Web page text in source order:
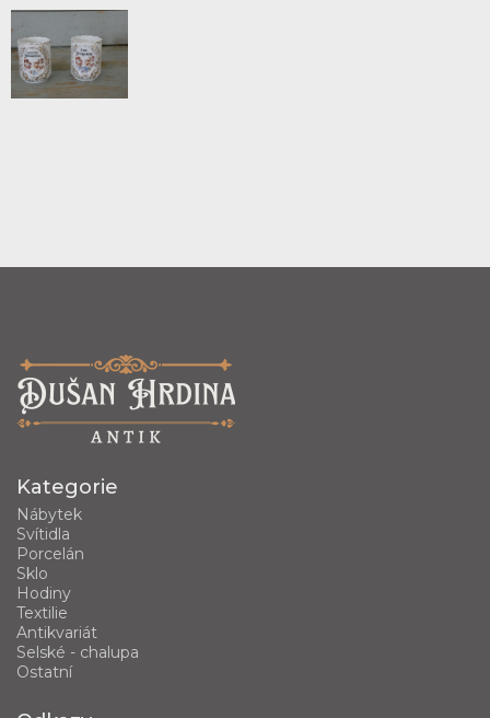
Kategorie
Nábytek
Svítidla
Porcelán
Sklo
Hodiny
Textilie
Antikvariát
Selské - chalupa
Ostatní